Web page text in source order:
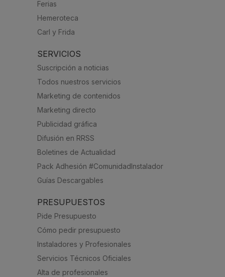
Ferias
Hemeroteca
Carl y Frida
SERVICIOS
Suscripción a noticias
Todos nuestros servicios
Marketing de contenidos
Marketing directo
Publicidad gráfica
Difusión en RRSS
Boletines de Actualidad
Pack Adhesión #ComunidadInstalador
Guías Descargables
PRESUPUESTOS
Pide Presupuesto
Cómo pedir presupuesto
Instaladores y Profesionales
Servicios Técnicos Oficiales
Alta de profesionales